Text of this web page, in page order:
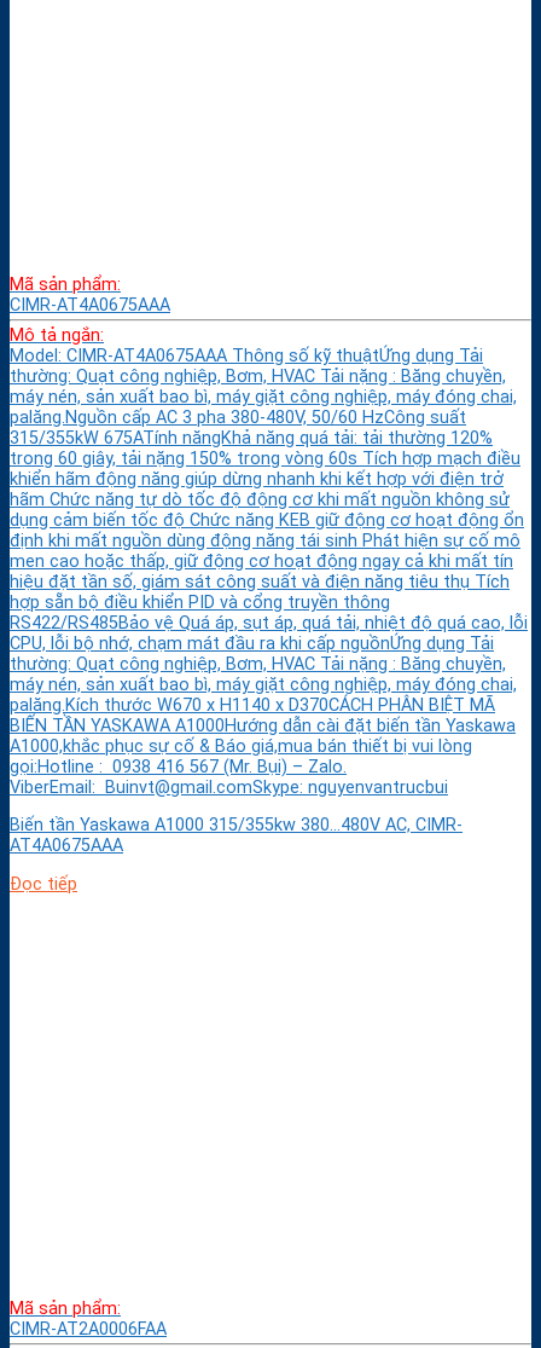
Mã sản phẩm:
CIMR-AT4A0675AAA
Mô tả ngắn:
Model: CIMR-AT4A0675AAA Thông số kỹ thuậtỨng dụng Tải
thường: Quạt công nghiệp, Bơm, HVAC Tải nặng : Băng chuyền,
máy nén, sản xuất bao bì, máy giặt công nghiệp, máy đóng chai,
palăng.Nguồn cấp AC 3 pha 380-480V, 50/60 HzCông suất
315/355kW 675ATính năngKhả năng quá tải: tải thường 120%
trong 60 giây, tải nặng 150% trong vòng 60s Tích hợp mạch điều
khiển hãm động năng giúp dừng nhanh khi kết hợp với điện trở
hãm Chức năng tự dò tốc độ động cơ khi mất nguồn không sử
dụng cảm biến tốc độ Chức năng KEB giữ động cơ hoạt động ổn
định khi mất nguồn dùng động năng tái sinh Phát hiện sự cố mô
men cao hoặc thấp, giữ động cơ hoạt động ngay cả khi mất tín
hiệu đặt tần số, giám sát công suất và điện năng tiêu thụ Tích
hợp sẵn bộ điều khiển PID và cổng truyền thông
RS422/RS485Bảo vệ Quá áp, sụt áp, quá tải, nhiệt độ quá cao, lỗi
CPU, lỗi bộ nhớ, chạm mát đầu ra khi cấp nguồnỨng dụng Tải
thường: Quạt công nghiệp, Bơm, HVAC Tải nặng : Băng chuyền,
máy nén, sản xuất bao bì, máy giặt công nghiệp, máy đóng chai,
palăng.Kích thước W670 x H1140 x D370CÁCH PHÂN BIỆT MÃ
BIẾN TẦN YASKAWA A1000Hướng dẫn cài đặt biến tần Yaskawa
A1000,khắc phục sự cố & Báo giá,mua bán thiết bị vui lòng
gọi:Hotline : 0938 416 567 (Mr. Bụi) – Zalo.
ViberEmail: Buinvt@gmail.comSkype: nguyenvantrucbui
Biến tần Yaskawa A1000 315/355kw 380…480V AC, CIMR-
AT4A0675AAA
Đọc tiếp
Mã sản phẩm:
CIMR-AT2A0006FAA